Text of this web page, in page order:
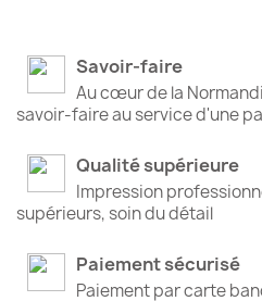
Savoir-faire
Au cœur de la
savoir-faire au service d'une
Qualité supérieure
Impression
supérieurs, soin du détail
Paiement sécurisé
Paiement par carte